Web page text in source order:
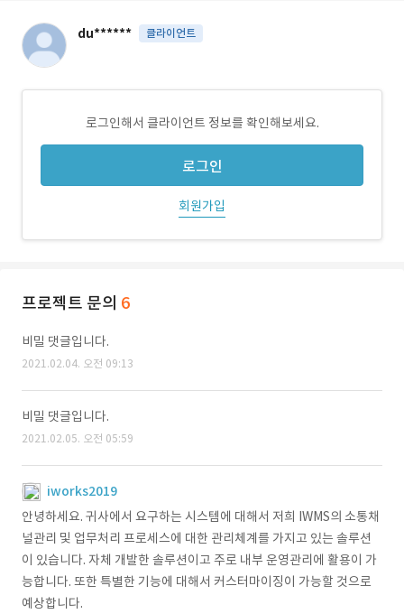
du****** 클라이언트
로그인해서 클라이언트 정보를 확인해보세요.
로그인
회원가입
프로젝트 문의 6
비밀 댓글입니다.
2021.02.04. 오전 09:13
비밀 댓글입니다.
2021.02.05. 오전 05:59
iworks2019
안녕하세요. 귀사에서 요구하는 시스템에 대해서 저희 IWMS의 소통채
널관리 및 업무처리 프로세스에 대한 관리체계를 가지고 있는 솔루션
이 있습니다. 자체 개발한 솔루션이고 주로 내부 운영관리에 활용이 가
능합니다. 또한 특별한 기능에 대해서 커스터마이징이 가능할 것으로
예상합니다.